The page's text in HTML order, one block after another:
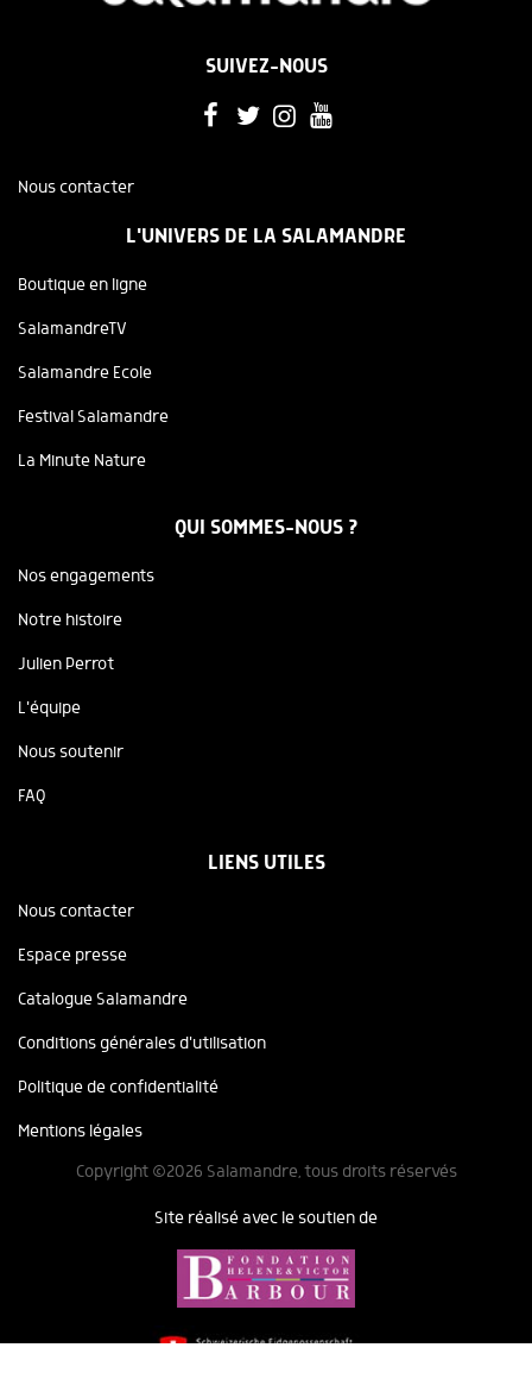
SUIVEZ-NOUS
Nous contacter
L'UNIVERS DE LA SALAMANDRE
Boutique en ligne
SalamandreTV
Salamandre Ecole
Festival Salamandre
La Minute Nature
QUI SOMMES-NOUS ?
Nos engagements
Notre histoire
Julien Perrot
L'équipe
Nous soutenir
FAQ
LIENS UTILES
Nous contacter
Espace presse
Catalogue Salamandre
Conditions générales d'utilisation
Politique de confidentialité
Mentions légales
Copyright ©2026 Salamandre, tous droits réservés
Site réalisé avec le soutien de